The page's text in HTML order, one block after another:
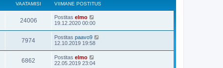
VAATAMISI VIIMANE POSTITUS
24006 Postitas elmo
19.12.2020 00:00
7974 Postitas paavo9
12.10.2019 19:58
6862 Postitas elmo
22.05.2019 23:04